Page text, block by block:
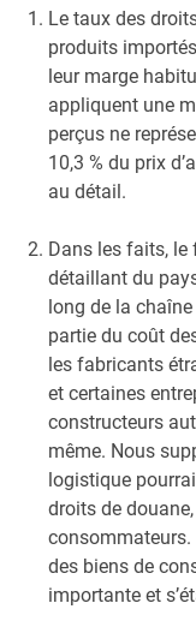
Le taux des
produits
leur marge
appliquent une
perçus ne
10,3 % du prix
au détail.
Dans les faits, le
détaillant du
long de la
partie du coût
les fabricants
et certaines
constructeurs
même. Nous
logistique
droits de
consommateurs.
des biens de
importante et